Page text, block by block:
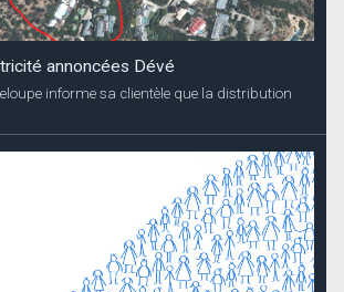
annoncées Dévé
informe sa clientèle que la distribution